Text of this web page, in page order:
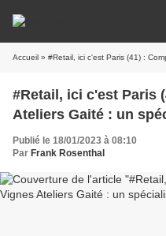
Accueil » #Retail, ici c'est Paris (41) :
#Retail, ici c'est Paris
Ateliers Gaité : un
Publié le 18/01/2023 à 08:10
Par Frank Rosenthal